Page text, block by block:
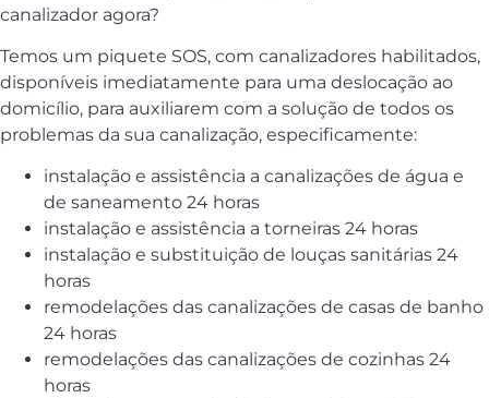
canalizador agora?
Temos um piquete SOS, com canalizadores habilitados,
disponíveis imediatamente para uma deslocação ao
domicílio, para auxiliarem com a solução de todos os
problemas da sua canalização, especificamente:
instalação e assistência a canalizações de água e
de saneamento 24 horas
instalação e assistência a torneiras 24 horas
instalação e substituição de louças sanitárias 24
horas
remodelações das canalizações de casas de banho
24 horas
remodelações das canalizações de cozinhas 24
horas